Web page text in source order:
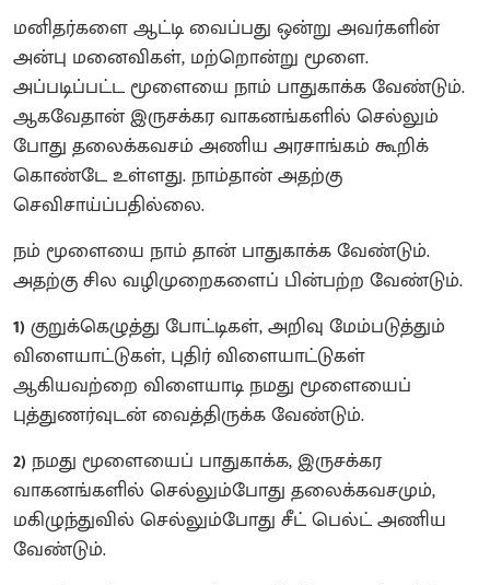
மனிதர்களை ஆட்டி வைப்பது ஒன்று அவர்களின்
அன்பு மனைவிகள், மற்றொன்று மூளை.
அப்படிப்பட்ட மூளையை நாம் பாதுகாக்க வேண்டும்.
ஆகவேதான் இருசக்கர வாகனங்களில் செல்லும்
போது தலைக்கவசம் அணிய அரசாங்கம் கூறிக்
கொண்டே உள்ளது. நாம்தான் அதற்கு
செவிசாய்ப்பதில்லை.
நம் மூளையை நாம் தான் பாதுகாக்க வேண்டும்.
அதற்கு சில வழிமுறைகளைப் பின்பற்ற வேண்டும்.
1) குறுக்கெழுத்து போட்டிகள், அறிவு மேம்படுத்தும்
விளையாட்டுகள், புதிர் விளையாட்டுகள்
ஆகியவற்றை விளையாடி நமது மூளையைப்
புத்துணர்வுடன் வைத்திருக்க வேண்டும்.
2) நமது மூளையைப் பாதுகாக்க, இருசக்கர
வாகனங்களில் செல்லும்போது தலைக்கவசமும்,
மகிழுந்துவில் செல்லும்போது சீட் பெல்ட் அணிய
வேண்டும்.